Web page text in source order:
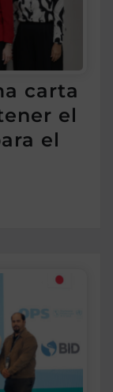
carta
el
el